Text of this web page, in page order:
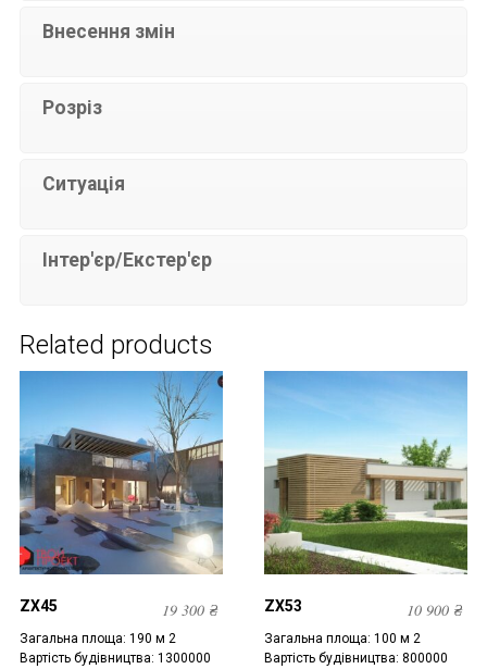
Внесення змін
Розріз
Ситуація
Інтер'єр/Екстер'єр
Related products
ZX45 19 300₴
Загальна площа: 190 м 2
Вартість будівництва: 1300000
ZX53 10 900 ₴
Загальна площа: 100 м 2
Вартість будівництва: 800000